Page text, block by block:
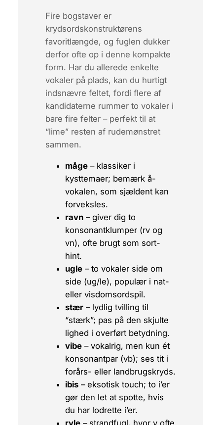
Fire bogstaver er
krydsordskonstruktørens
favoritlængde, og fuglen dukker
derfor ofte op i denne kompakte
form. Har du allerede enkelte
vokaler på plads, kan du hurtigt
indsnævre feltet, fordi flere af
kandidaterne rummer to vokaler i
bare fire felter – perfekt til at
“lime” resten af rudemønstret
sammen.
måge– klassiker i
kysttemaer; bemærk å-
vokalen, som sjældent kan
forveksles.
ravn– giver dig to
konsonantklumper (rvog
vn), ofte brugt som sort-
hint.
ugle– to vokaler side om
side (ug/le), populær i nat-
eller visdomsordspil.
stær– lydlig tvilling til
“stærk”; pas på den skjulte
lighed i overført betydning.
vibe– vokalrig, men kun ét
konsonantpar (vb); ses tit i
forårs- eller landbrugskryds.
ibis– eksotisk touch; to i’er
gør den let at spotte, hvis
du har lodrette i’er.
ryle– strandfugl, hvor yofte